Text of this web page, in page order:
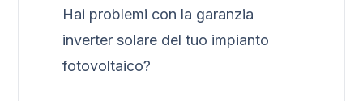
Hai problemi con la garanzia
inverter solare del tuo impianto
fotovoltaico?